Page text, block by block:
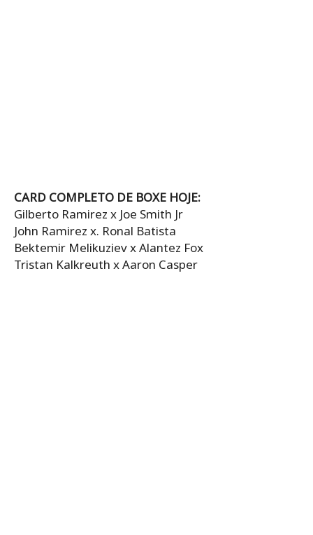
CARD COMPLETO DE BOXE HOJE:
Gilberto Ramirez x Joe Smith Jr
John Ramirez x. Ronal Batista
Bektemir Melikuziev x Alantez Fox
Tristan Kalkreuth x Aaron Casper